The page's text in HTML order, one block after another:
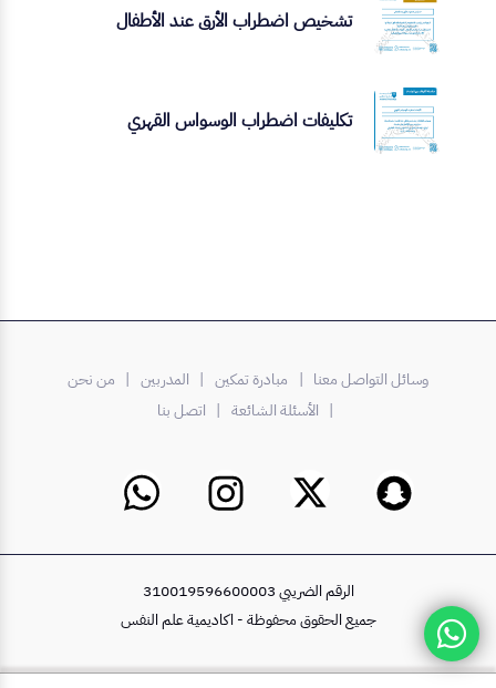
تشخيص اضطراب الأرق عند الأطفال
تكليفات اضطراب الوسواس القهري
وسائل التواصل معنا | مبادرة تمكين | المدربين | من نحن
| الأسئلة الشائعة | اتصل بنا
الرقم الضريبي 310019596600003
جميع الحقوق محفوظة - اكاديمية علم النفس